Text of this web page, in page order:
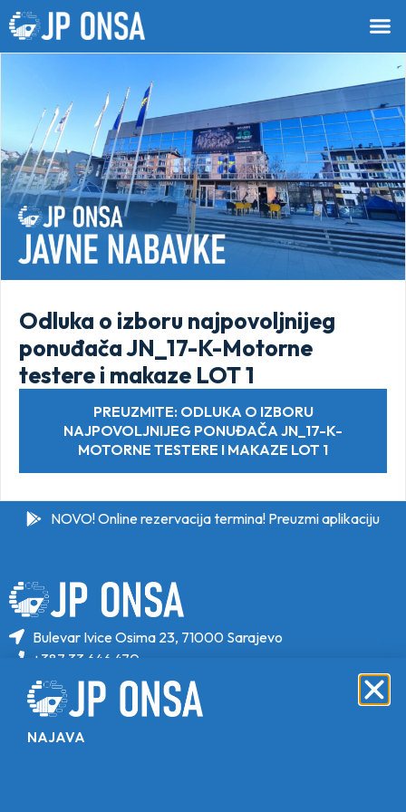
Odluka o izboru najpovoljnijeg
ponuđača JN_17-K-Motorne
testere i makaze LOT 1
PREUZMITE: ODLUKA O IZBORU
NAJPOVOLJNIJEG PONUĐAČA JN_17-K-
MOTORNE TESTERE I MAKAZE LOT 1
NOVO! Online rezervacija termina! Preuzmi aplikaciju
Bulevar Ivice Osima 23, 71000 Sarajevo
+387 33 646 470
+387 33 646 471
info@jponsa.ba
NAJAVA